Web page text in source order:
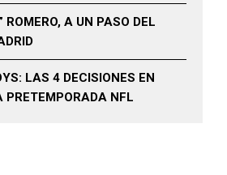
ROMERO, A UN PASO DEL
LAS 4 DECISIONES EN
PRETEMPORADA NFL